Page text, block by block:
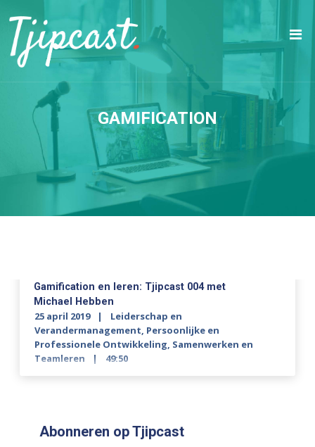
GAMIFICATION
Gamification en leren: Tjipcast 004 met
Michael Hebben
25 april 2019
Leiderschap en
Verandermanagement, Persoonlijke en
Professionele Ontwikkeling, Samenwerken en
Teamleren
49:50
Abonneren op Tjipcast